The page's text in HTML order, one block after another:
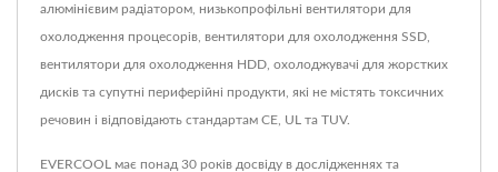
алюмінієвим радіатором, низькопрофільні вентилятори для
охолодження процесорів, вентилятори для охолодження SSD,
вентилятори для охолодження HDD, охолоджувачі для жорстких
дисків та супутні периферійні продукти, які не містять токсичних
речовин і відповідають стандартам CE, UL та TUV.
EVERCOOL має понад 30 років досвіду в дослідженнях та